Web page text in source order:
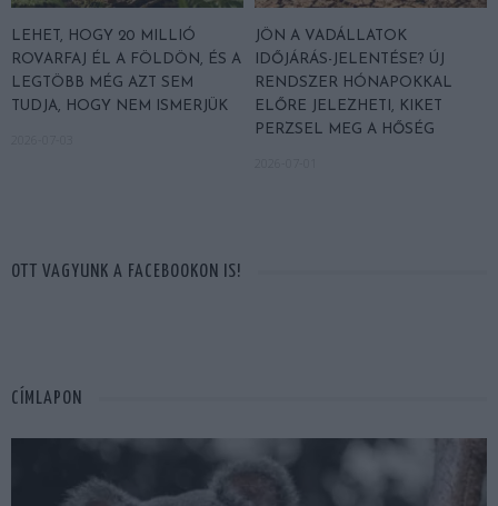
LEHET, HOGY 20 MILLIÓ
ROVARFAJ ÉL A FÖLDÖN, ÉS A
LEGTÖBB MÉG AZT SEM
TUDJA, HOGY NEM ISMERJÜK
JÖN A VADÁLLATOK
IDŐJÁRÁS-JELENTÉSE? ÚJ
RENDSZER HÓNAPOKKAL
ELŐRE JELEZHETI, KIKET
PERZSEL MEG A HŐSÉG
OTT VAGYUNK A FACEBOOKON IS!
CÍMLAPON